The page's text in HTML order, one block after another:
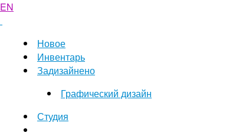
EN
Новое
Инвентарь
Задизайнено
Графический дизайн
Студия